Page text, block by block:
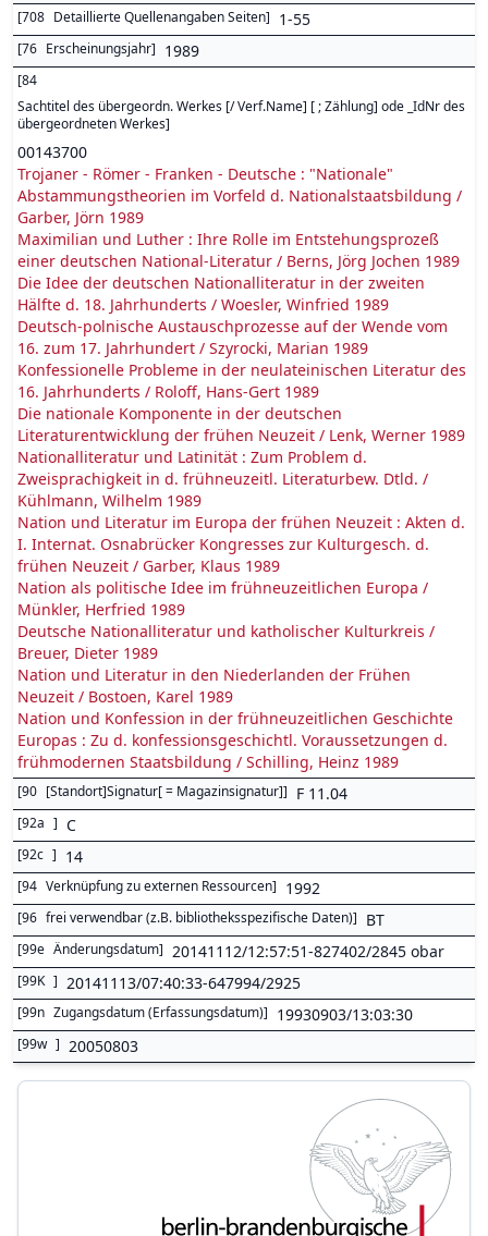
[708 Detaillierte Quellenangaben Seiten] 1-55
[76 Erscheinungsjahr] 1989
[84
Sachtitel des übergeordn. Werkes [/ Verf.Name] [ ; Zählung] ode _IdNr des
übergeordneten Werkes]
00143700
Trojaner - Römer - Franken - Deutsche : "Nationale"
Abstammungstheorien im Vorfeld d. Nationalstaatsbildung /
Garber, Jörn 1989
Maximilian und Luther : Ihre Rolle im Entstehungsprozeß
einer deutschen National-Literatur / Berns, Jörg Jochen 1989
Die Idee der deutschen Nationalliteratur in der zweiten
Hälfte d. 18. Jahrhunderts / Woesler, Winfried 1989
Deutsch-polnische Austauschprozesse auf der Wende vom
16. zum 17. Jahrhundert / Szyrocki, Marian 1989
Konfessionelle Probleme in der neulateinischen Literatur des
16. Jahrhunderts / Roloff, Hans-Gert 1989
Die nationale Komponente in der deutschen
Literaturentwicklung der frühen Neuzeit / Lenk, Werner 1989
Nationalliteratur und Latinität : Zum Problem d.
Zweisprachigkeit in d. frühneuzeitl. Literaturbew. Dtld. /
Kühlmann, Wilhelm 1989
Nation und Literatur im Europa der frühen Neuzeit : Akten d.
I. Internat. Osnabrücker Kongresses zur Kulturgesch. d.
frühen Neuzeit / Garber, Klaus 1989
Nation als politische Idee im frühneuzeitlichen Europa /
Münkler, Herfried 1989
Deutsche Nationalliteratur und katholischer Kulturkreis /
Breuer, Dieter 1989
Nation und Literatur in den Niederlanden der Frühen
Neuzeit / Bostoen, Karel 1989
Nation und Konfession in der frühneuzeitlichen Geschichte
Europas : Zu d. konfessionsgeschichtl. Voraussetzungen d.
frühmodernen Staatsbildung / Schilling, Heinz 1989
[90 [Standort]Signatur[ = Magazinsignatur]] F 11.04
[92a ] C
[92c ] 14
[94 Verknüpfung zu externen Ressourcen] 1992
[96 frei verwendbar (z.B. bibliotheksspezifische Daten)] BT
[99e Änderungsdatum] 20141112/12:57:51-827402/2845 obar
[99K ] 20141113/07:40:33-647994/2925
[99n Zugangsdatum (Erfassungsdatum)] 19930903/13:03:30
[99w ] 20050803